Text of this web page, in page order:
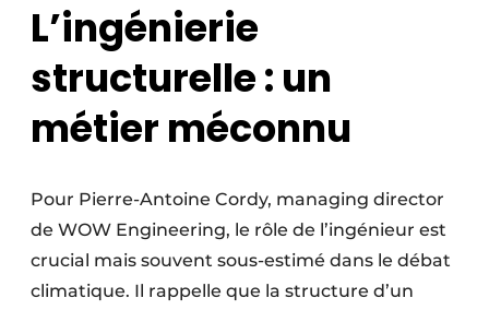
L’ingénierie
structurelle : un
métier méconnu
Pour Pierre-Antoine Cordy, managing director
de WOW Engineering, le rôle de l’ingénieur est
crucial mais souvent sous-estimé dans le débat
climatique. Il rappelle que la structure d’un